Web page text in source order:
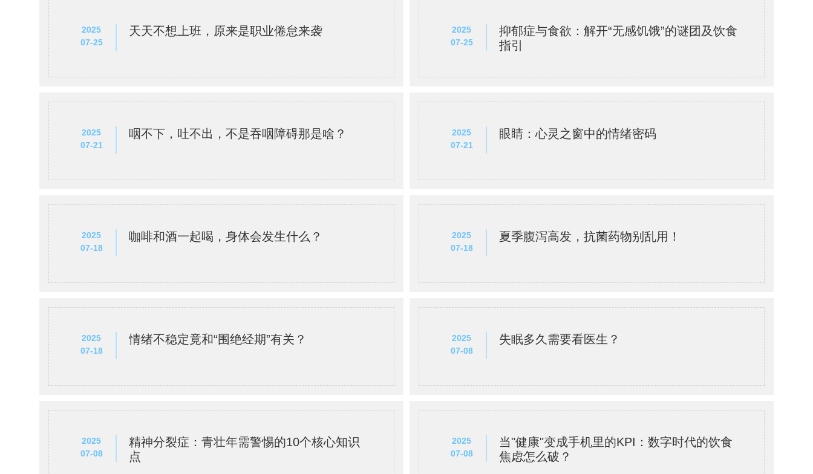
2025
07-25
天天不想上班，原来是职业倦怠来袭
2025
07-25
抑郁症与食欲：解开“无感饥饿”的谜团及饮食
指引
2025
07-21
咽不下，吐不出，不是吞咽障碍那是啥？
2025
07-21
眼睛：心灵之窗中的情绪密码
2025
07-18
咖啡和酒一起喝，身体会发生什么？
2025
07-18
夏季腹泻高发，抗菌药物别乱用！
2025
07-18
情绪不稳定竟和“围绝经期”有关？
2025
07-08
失眠多久需要看医生？
2025
07-08
精神分裂症：青壮年需警惕的10个核心知识
点
2025
07-08
当"健康"变成手机里的KPI：数字时代的饮食
焦虑怎么破？